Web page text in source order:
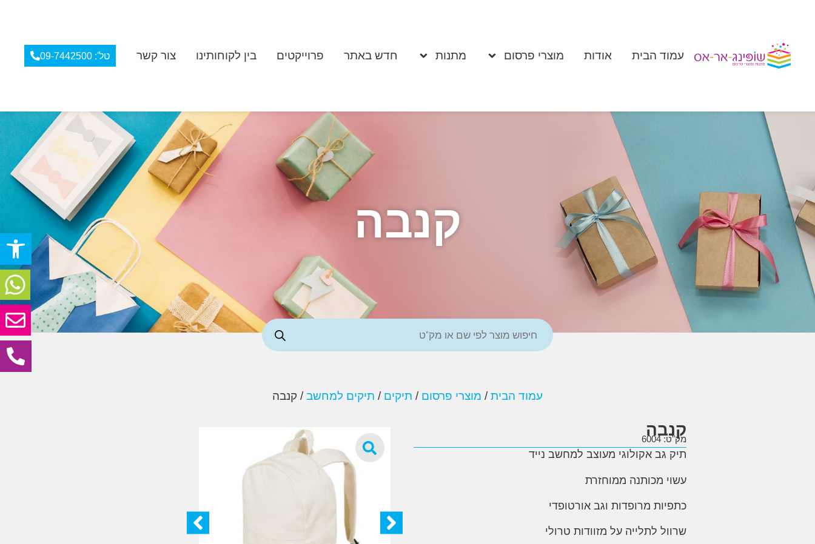
פתח
עמוד הבית אודות מוצרי פרסום מתנות חדש באתר פרוייקטים בין לקוחותינו צור קשר טל': 09-7442500
קנבה
עמוד הבית/ מוצרי פרסום / תיקים / תיקים למחשב/ קנבה
קנבה
מק"ט: 6004
תיק גב אקולוגי מעוצב למחשב נייד
עשוי מכותנה ממוחזרת
כתפיות מרופדות וגב אורטופדי
שרוול לתלייה על מזוודות טרולי